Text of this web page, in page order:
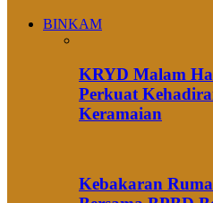
BINKAM
KRYD Malam
Perkuat
Keramaian
Kebakaran